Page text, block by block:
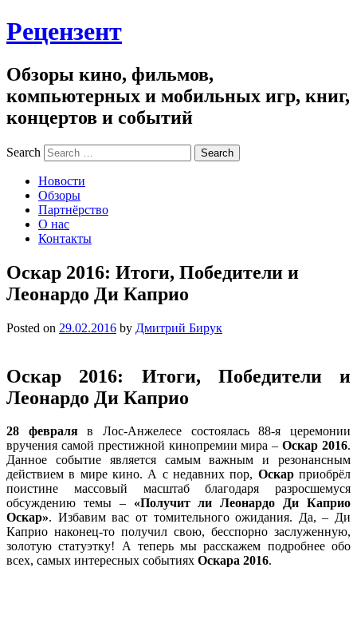
Рецензент
Обзоры кино, фильмов,
компьютерных и мобильных игр, книг,
концертов и событий
Search
Новости
Обзоры
Партнёрство
О нас
Контакты
Оскар 2016: Итоги, Победители и
Леонардо Ди Каприо
Posted on 29.02.2016 by Дмитрий Бирук
Оскар 2016: Итоги, Победители и
Леонардо Ди Каприо
28 февраляв Лос-Анжелесе состоялась 88-я церемонии
вручения самой престижной кинопремии мира –Оскар 2016.
Данное событие является самым важным и резонансным
действием в мире кино. А с недавних пор, Оскарприобрёл
поистине массовый масштаб благодаря разросшемуся
обсуждению темы – «Получит ли Леонардо Ди Каприо
Оскар». Избавим вас от томительного ожидания. Да, – Ди
Каприо наконец-то получил свою, бесспорно заслуженную,
золотую статуэтку! А теперь мы расскажем подробнее обо
всех, самых интересных событиях Оскара 2016.